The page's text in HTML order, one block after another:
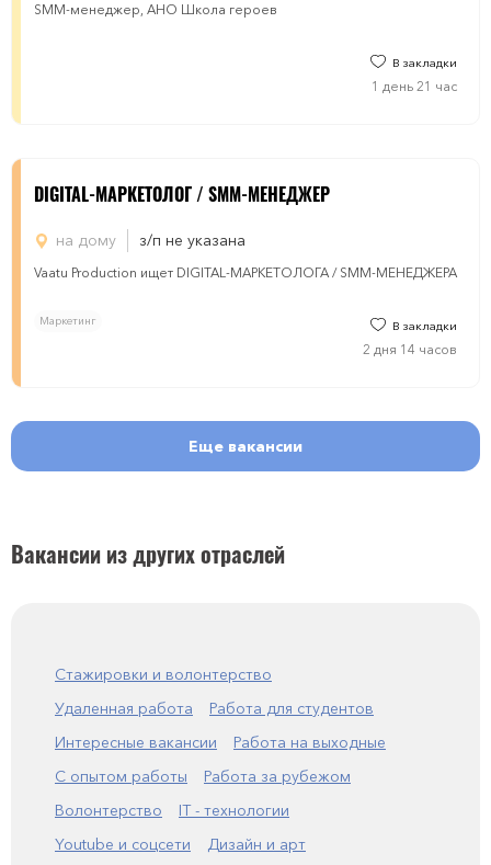
SMM-менеджер, АНО Школа героев
В закладки
1 день 21 час
DIGITAL-МАРКЕТОЛОГ / SMM-МЕНЕДЖЕР
на дому з/п не указана
Vaatu Production ищет DIGITAL-МАРКЕТОЛОГА / SMM-МЕНЕДЖЕРА
Маркетинг В закладки
2 дня 14 часов
Еще вакансии
Вакансии из других отраслей
Стажировки и волонтерство
Удаленная работа
Работа для студентов
Интересные вакансии
Работа на выходные
С опытом работы
Работа за рубежом
Волонтерство
IT - технологии
Youtube и соцсети
Дизайн и арт